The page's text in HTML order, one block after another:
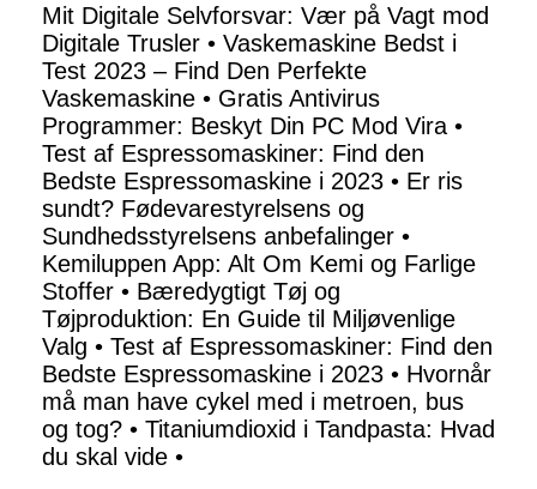
Mit Digitale Selvforsvar: Vær på Vagt mod
Digitale Trusler • Vaskemaskine Bedst i
Test 2023 – Find Den Perfekte
Vaskemaskine • Gratis Antivirus
Programmer: Beskyt Din PC Mod Vira •
Test af Espressomaskiner: Find den
Bedste Espressomaskine i 2023 • Er ris
sundt? Fødevarestyrelsens og
Sundhedsstyrelsens anbefalinger •
Kemiluppen App: Alt Om Kemi og Farlige
Stoffer • Bæredygtigt Tøj og
Tøjproduktion: En Guide til Miljøvenlige
Valg • Test af Espressomaskiner: Find den
Bedste Espressomaskine i 2023 • Hvornår
må man have cykel med i metroen, bus
og tog? • Titaniumdioxid i Tandpasta: Hvad
du skal vide •